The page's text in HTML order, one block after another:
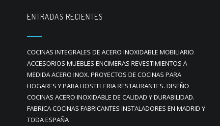
ENTRADAS RECIENTES
COCINAS INTEGRALES DE ACERO INOXIDABLE MOBILIARIO
ACCESORIOS MUEBLES ENCIMERAS REVESTIMIENTOS A
MEDIDA ACERO INOX. PROYECTOS DE COCINAS PARA
HOGARES Y PARA HOSTELERIA RESTAURANTES. DISEÑO
COCINAS ACERO INOXIDABLE DE CALIDAD Y DURABILIDAD.
FABRICA COCINAS FABRICANTES INSTALADORES EN MADRID Y
TODA ESPAÑA